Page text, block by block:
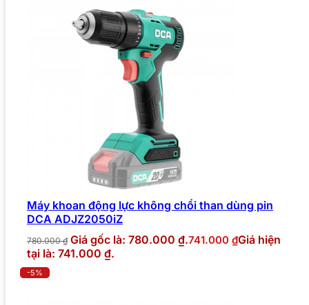
Máy khoan động lực không chổi than dùng pin
DCA ADJZ2050iZ
780.000₫ Giá gốc là: 780.000 ₫.741.000 ₫Giá hiện
tại là: 741.000 ₫.
-5%